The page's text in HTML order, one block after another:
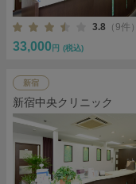
3.8 （9件）
33,000 円 (税込)
新宿
新宿中央クリニック